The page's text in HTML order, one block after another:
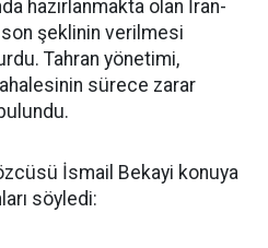
hazırlanmakta olan İran-
şeklinin verilmesi
Tahran yönetimi,
sürece zarar
İsmail Bekayi konuya
söyledi: